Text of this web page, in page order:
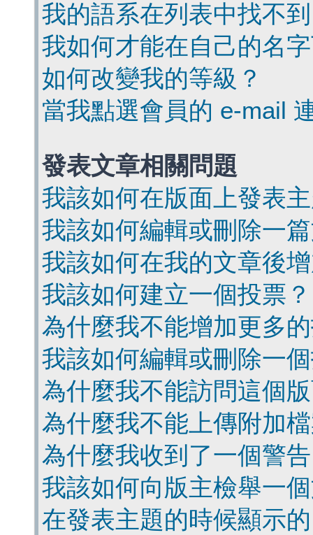
我的語系在列表中找不
我如何才能在自己的名
如何改變我的等級？
當我點選會員的 e-mail
發表文章相關問題
我該如何在版面上發表
我該如何編輯或刪除一
我該如何在我的文章後
我該如何建立一個投票？
為什麼我不能增加更多
我該如何編輯或刪除一
為什麼我不能訪問這個
為什麼我不能上傳附加
為什麼我收到了一個警
我該如何向版主檢舉一
在發表主題的時候顯示